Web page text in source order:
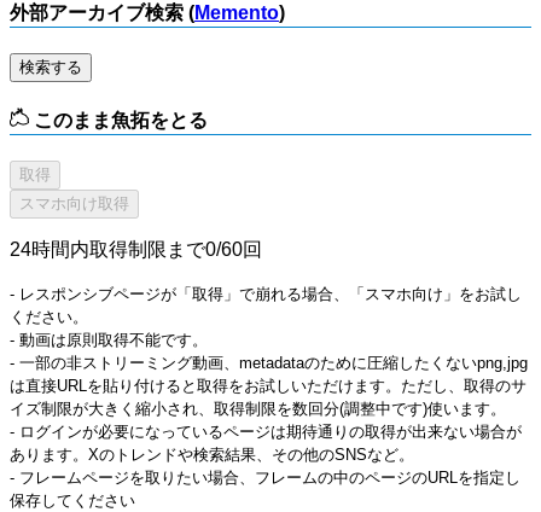
外部アーカイブ検索 (Memento)
検索する
このまま魚拓をとる
24時間内取得制限まで0/60回
- レスポンシブページが「取得」で崩れる場合、「スマホ向け」をお試し
ください。
- 動画は原則取得不能です。
- 一部の非ストリーミング動画、metadataのために圧縮したくないpng,jpg
は直接URLを貼り付けると取得をお試しいただけます。ただし、取得のサ
イズ制限が大きく縮小され、取得制限を数回分(調整中です)使います。
- ログインが必要になっているページは期待通りの取得が出来ない場合が
あります。Xのトレンドや検索結果、その他のSNSなど。
- フレームページを取りたい場合、フレームの中のページのURLを指定し
保存してください